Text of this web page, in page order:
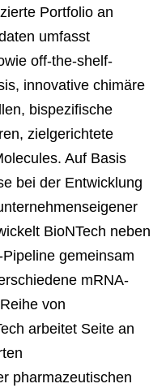
Portfolio an
umfasst
off-the-shelf-
innovative chimäre
bispezifische
zielgerichtete
Auf Basis
bei der Entwicklung
BioNTech neben
gemeinsam
mRNA-
von
arbeitet Seite an
pharmazeutischen